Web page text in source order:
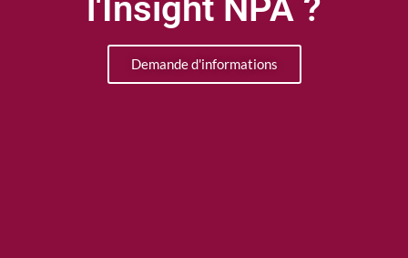
l'Insight NPA ?
Demande d'informations